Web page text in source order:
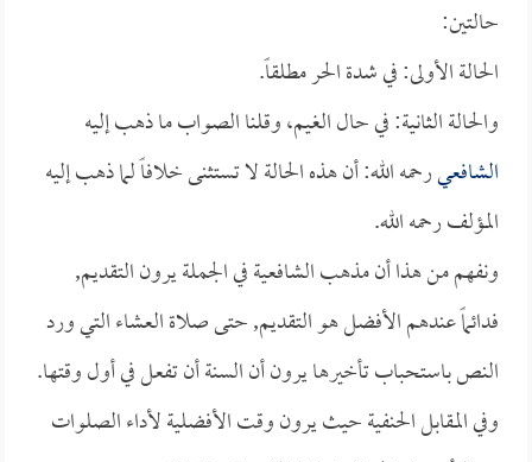
حالتين:
الحالة الأولى: في شدة الحر مطلقاً.
والحالة الثانية: في حال الغيم، وقلنا الصواب ما ذهب إليه
الشافعيرحمه الله: أن هذه الحالة لا تستثنى خلافاً لما ذهب إليه
المؤلف رحمه الله.
ونفهم من هذا أن مذهب الشافعية في الجملة يرون التقديم,
فدائماً عندهم الأفضل هو التقديم, حتى صلاة العشاء التي ورد
النص باستحباب تأخيرها يرون أن السنة أن تفعل في أول وقتها.
وفي المقابل الحنفية حيث يرون وقت الأفضلية لأداء الصلوات